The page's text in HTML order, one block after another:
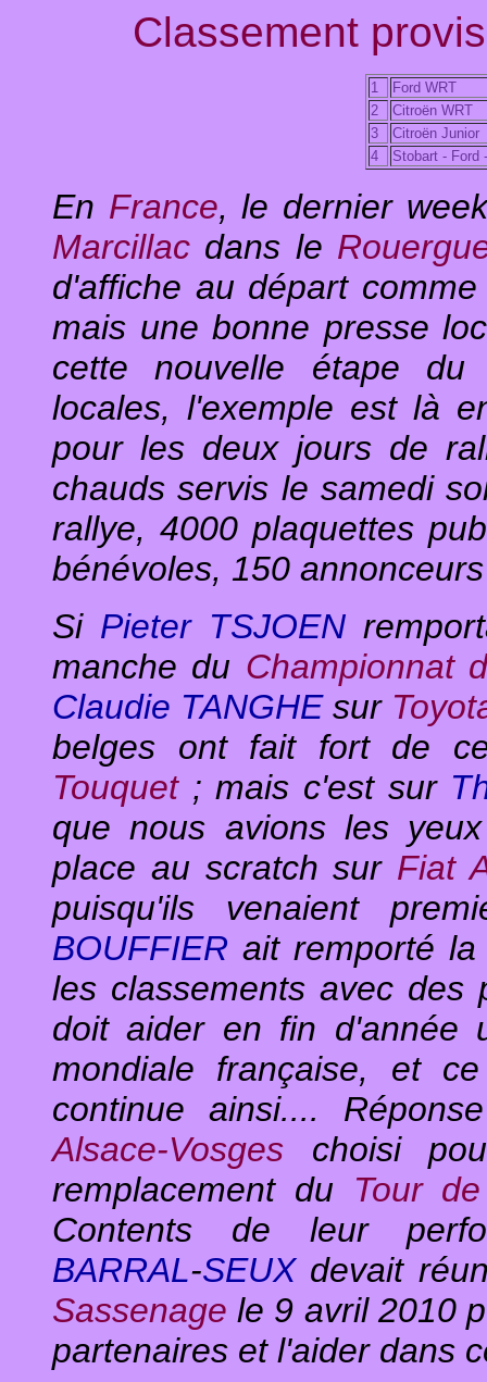
Classement
1
Ford WRT
2
Citroën WRT
3
Citroën Junior
4
Stobart - Ford
En France, le dernier
Marcillac dans le
d'affiche au départ
mais une bonne presse
cette nouvelle étape du
locales, l'exemple est là
pour les deux jours de
chaudsservis le samedi
rallye, 4000 plaquettes
bénévoles, 150
Si Pieter TSJOEN
manche du Championnat
Claudie TANGHEsur
belges ont fait fort de
Touquet; mais c'est sur
que nous avions les
place au scratch sur Fiat
puisqu'ils venaient
BOUFFIER ait remporté
les classements avec des
doit aider en fin d'année
mondiale française, et
continue ainsi....
Alsace-Vosges choisi
remplacement du Tour
Contents de leur
BARRAL-SEUX devait
Sassenage le 9 avril 2010
partenaires et l'aider dans